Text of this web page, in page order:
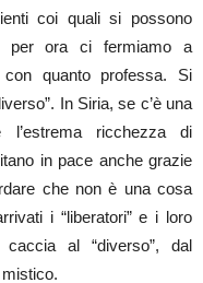
coi quali si possono
per ora ci fermiamo a
quanto professa. Si
In Siria, se c’è una
ricchezza di
in pace anche grazie
che non è una cosa
i “liberatori” e i loro
al “diverso”, dal